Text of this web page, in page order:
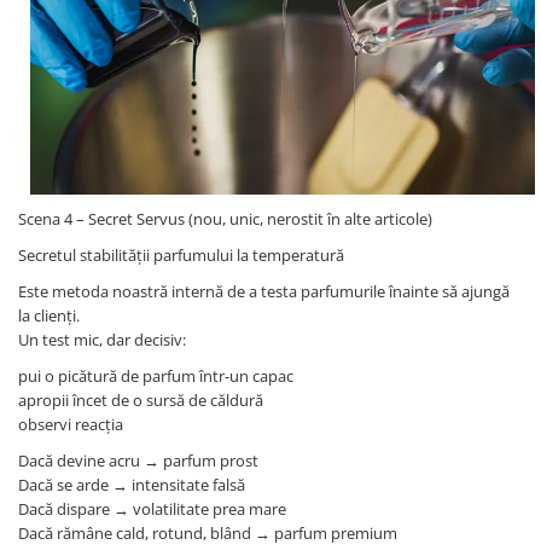
Scena 4 – Secret Servus (nou, unic, nerostit în alte articole)
Secretul stabilității parfumului la temperatură
Este metoda noastră internă de a testa parfumurile înainte să ajungă
la clienți.
Un test mic, dar decisiv:
pui o picătură de parfum într-un capac
apropii încet de o sursă de căldură
observi reacția
Dacă devine acru → parfum prost
Dacă se arde → intensitate falsă
Dacă dispare → volatilitate prea mare
Dacă rămâne cald, rotund, blând → parfum premium